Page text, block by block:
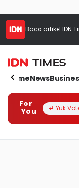
Baca artikel IDN
HomeNews
For
You
# Yuk